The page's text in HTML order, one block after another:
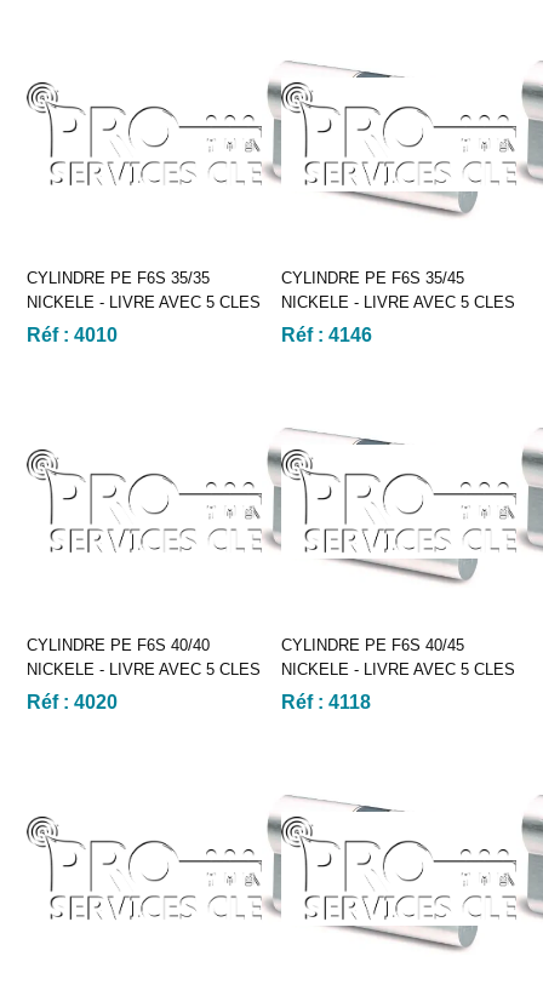
CYLINDRE PE F6S 35/35
NICKELE - LIVRE AVEC 5 CLES
Réf :4010
CYLINDRE PE F6S 35/45
NICKELE - LIVRE AVEC 5 CLES
Réf : 4146
CYLINDRE PE F6S 40/40
NICKELE - LIVRE AVEC 5 CLES
Réf :4020
CYLINDRE PE F6S 40/45
NICKELE - LIVRE AVEC 5 CLES
Réf : 4118